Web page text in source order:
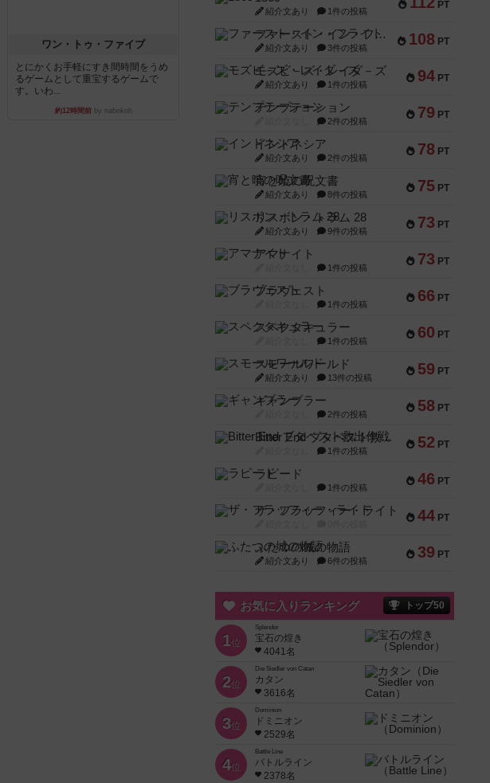
ワン・トゥ・ファイブ
とにかくお手軽にすき間時間をうめ
るゲームとして重宝するゲームで
す。いわ...
約12時間前by nabekoh
PT
紹介文あり 1件の投稿
108 PT
ファースト・イン・フライト
紹介文あり 3件の投稿
94 PT
モズビ－ズ・レイダ－ズ
紹介文あり 1件の投稿
79 PT
テンプテーション
2件の投稿
78 PT
インドネシア
紹介文あり 2件の投稿
75 PT
宵と暁の呪文書
紹介文あり 8件の投稿
73 PT
リスボン・トラム 28
紹介文あり 9件の投稿
73 PT
アマナイト
1件の投稿
66 PT
ブラヴェスト
1件の投稿
60 PT
スペクタキュラー
1件の投稿
59 PT
スモールワールド
紹介文あり 13件の投稿
58 PT
ギャンブラー
2件の投稿
52 PT
Bitter End ブタペスト救出作戦
1件の投稿
46 PT
ラピード
1件の投稿
44 PT
ザ・フラッフィー・ライト
39 PT
ふたつの城の物語
紹介文あり 6件の投稿
お気に入りランキング トップ50
1位
Splendor
宝石の煌き
4041名
2位
Die Siedler von Catan
カタン
3616名
3位
Dominion
ドミニオン
2529名
4位
Battle Line
バトルライン
2378名